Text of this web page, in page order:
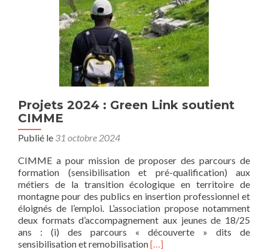
Projets 2024 : Green Link soutient
CIMME
Publié le 31 octobre 2024
CIMME a pour mission de proposer des parcours de
formation (sensibilisation et pré-qualification) aux
métiers de la transition écologique en territoire de
montagne pour des publics en insertion professionnel et
éloignés de l’emploi. L’association propose notamment
deux formats d’accompagnement aux jeunes de 18/25
ans : (i) des parcours « découverte » dits de
sensibilisation et remobilisationEn
[…]